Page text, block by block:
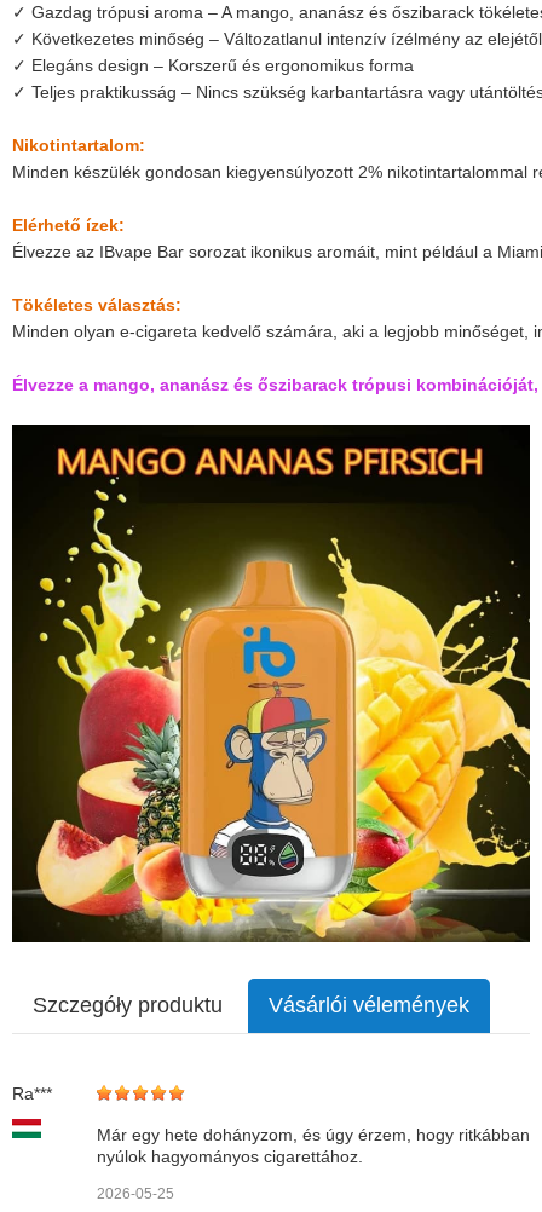
✓ Gazdag trópusi aroma – A mango, ananász és őszibarack
✓ Következetes minőség – Változatlanul intenzív ízélmény az
✓ Elegáns design – Korszerű és ergonomikus forma
✓ Teljes praktikusság – Nincs szükség karbantartásra vagy
Nikotintartalom:
Minden készülék gondosan kiegyensúlyozott 2%
Elérhető ízek:
Élvezze az IBvape Bar sorozat ikonikus aromáit, mint például a
Tökéletes választás:
Minden olyan e-cigareta kedvelő számára, aki a legjobb
Élvezze a mango, ananász és őszibarack trópusi
Szczegóły produktu Vásárlói vélemények
Ra***
Már egy hete dohányzom, és úgy érzem, hogy ritkábban
nyúlok hagyományos cigarettához.
2026-05-25